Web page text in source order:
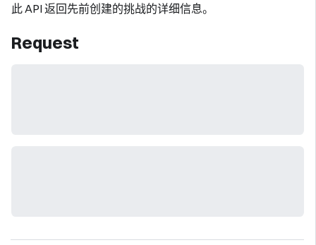
此 API 返回先前创建的挑战的详细信息。
Request